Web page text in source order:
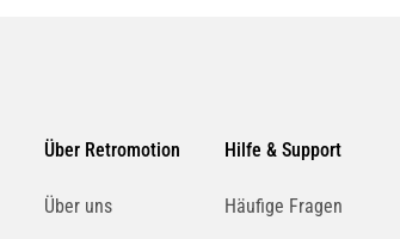
Über Retromotion
Über uns
Hilfe & Support
Häufige Fragen